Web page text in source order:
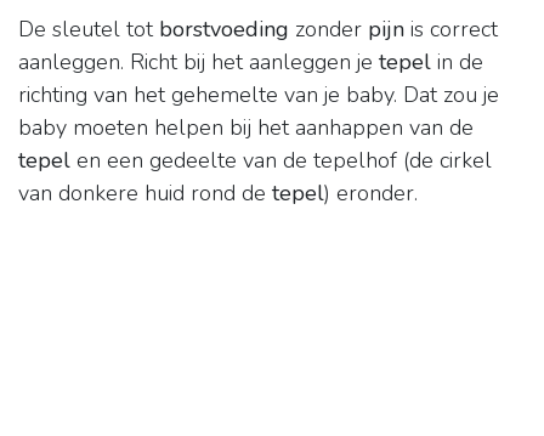
De sleutel tot borstvoeding zonder pijn is correct
aanleggen. Richt bij het aanleggen je tepel in de
richting van het gehemelte van je baby. Dat zou je
baby moeten helpen bij het aanhappen van de
tepel en een gedeelte van de tepelhof (de cirkel
van donkere huid rond de tepel) eronder.